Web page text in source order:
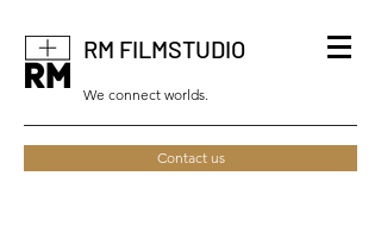
RM FILMSTUDIO
We connect worlds.
Contact us